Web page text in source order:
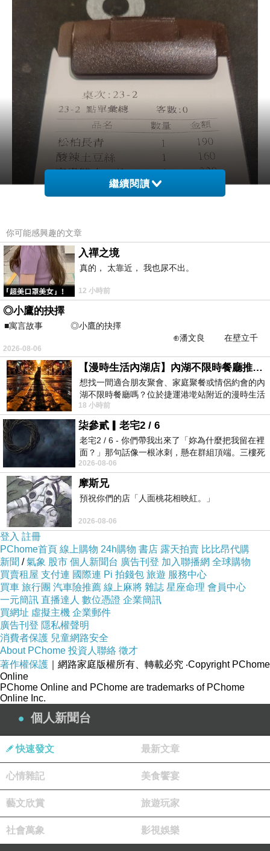
繼續閱讀
你可能感興趣的文章
入禪之境
真的， 太靠近， 我也尿不出。
12 小時前
◎小鷹的抉擇
■寓言故事 ◎小鷹的抉擇
⊕潘文良 在壁立千
仞的懸崖上，有一座遮天蔽
2026-08-06
【漫時生活內湖店】內湖不限時餐廳推薦｜捷運港墘站美食，聚餐、約會、家庭聚會首選，正餐甜點一次滿足
想找一間適合朋友聚會、家庭聚餐或情侶約會的內
湖不限時餐廳嗎？位於捷運港墘站附近的漫時生活
內湖店，從捷運站步行約4分鐘即可抵
18 小時前
柒參貳▎老宅2 / 6
老宅2 / 6 - 你們帶我出來了「妳為什麼把我留在裡
面？」那句話像一根冰刺，懸在群組頂端。三樓死
死盯著照片裡的人。那個人確實站在
2026-08-06
摩斯兄
預祝你們的店「人面桃花相映紅。」
2026-08-06
登入 註冊
PChome首頁 線上購物 24h購物 書店 露天拍賣 比比昂代購
新聞 /氣象 股市 個人新聞台 廣告刊登 加入聯播網 全球購物
買賣租屋 支付連 國際連 Pi 拍錢包 旅遊 服務中心
買車 旅行團 汽車險推薦 線上麻將 雜誌 星座命理 會員中心
一元簡訊 直播達人 數位憑證 企業簡訊
買網址 虛擬主機 企業郵件
廣告刊登 隱私權聲明
消費者保護 兒童網路安全
About PChome 投資人聯絡 徵才
著作權保護 ｜網路家庭版權所有、轉載必究 ‧Copyright PChome
Online
PChome Online and PChome are trademarks of PChome
Online Inc.
個人新聞台
快速發文 最新文章
心情雜記 美食饗宴
藝文欣賞 旅遊玩家
社會萬象 影視娛樂